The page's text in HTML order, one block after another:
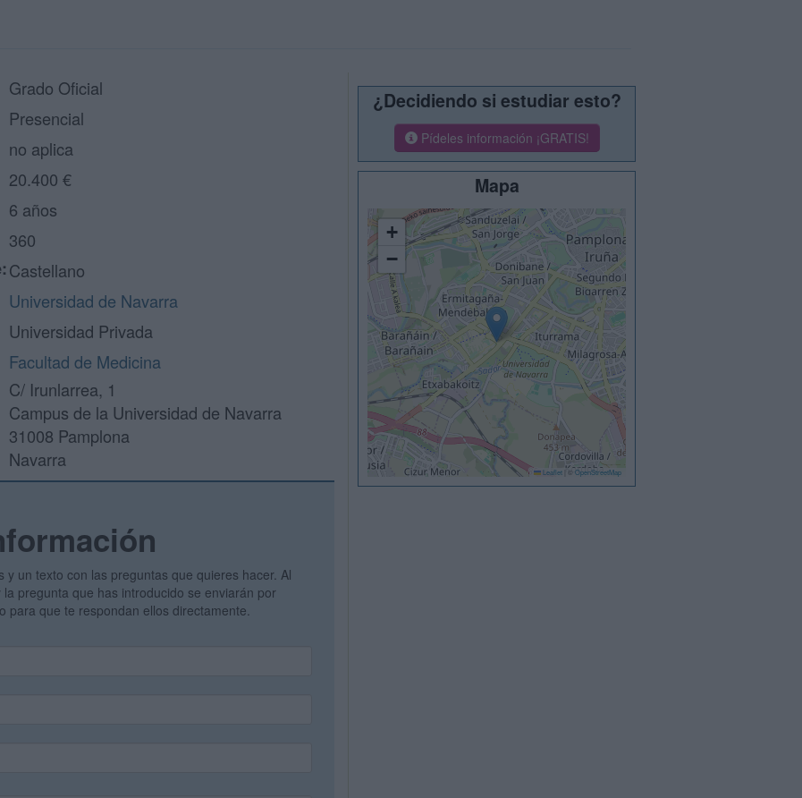
Grado Oficial
Presencial
no aplica
20.400 €
6 años
360
Castellano
Universidad de Navarra
Universidad Privada
Facultad de Medicina
C/ Irunlarrea, 1
Campus de la Universidad de Navarra
31008 Pamplona
Navarra
un texto con las preguntas que quieres hacer. Al
pregunta que has introducido se enviarán por
para que te respondan ellos directamente.
¿Decidiendo si estudiar esto?
Pídeles información ¡GRATIS!
Mapa
+
−
Leaflet © OpenStreetMap